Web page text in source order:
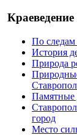
Краеведение
По
История
Природа
Памятные
город
Место